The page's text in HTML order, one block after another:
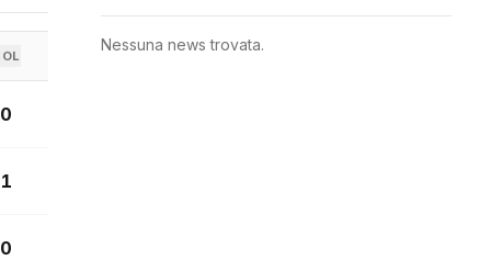
0
1
0
Nessuna news trovata.